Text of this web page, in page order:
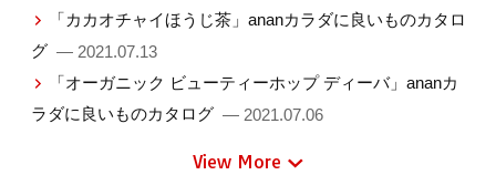
「カカオチャイほうじ茶」ananカラダに良いものカタロ
グ — 2021.07.13
「オーガニック ビューティーホップ ディーバ」ananカ
ラダに良いものカタログ — 2021.07.06
View More